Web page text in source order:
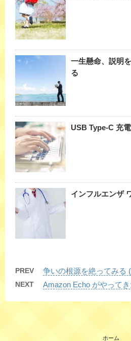
一生懸命、説明
る
USB Type-C 充
インフルエンザ
PREV 争いの根源を絶ってみる
NEXT Amazon Echo がやってき
ホーム